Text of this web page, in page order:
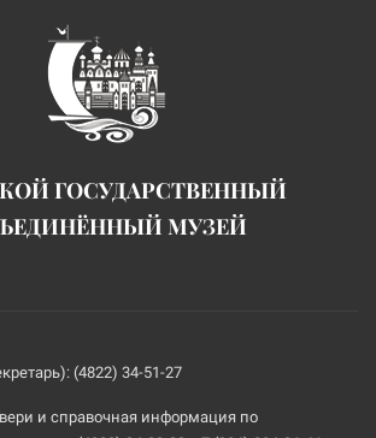
ГОСУДАРСТВЕННЫЙ
МУЗЕЙ
(4822) 34-51-27
и справочная информация по